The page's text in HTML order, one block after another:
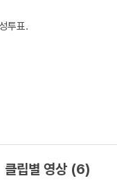
투표.
클립별 영상 (6)